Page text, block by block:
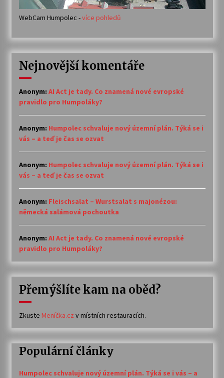
WebCam Humpolec -více pohledů
Nejnovější komentáře
Anonym: AI Act je tady. Co znamená nové evropské
pravidlo pro Humpoláky?
Anonym: Humpolec schvaluje nový územní plán. Týká se i
vás – a teď je čas se ozvat
Anonym: Humpolec schvaluje nový územní plán. Týká se i
vás – a teď je čas se ozvat
Anonym: Fleischsalat – Wurstsalat s majonézou:
německá salámová pochoutka
Anonym: AI Act je tady. Co znamená nové evropské
pravidlo pro Humpoláky?
Přemýšlíte kam na oběd?
Zkuste Meníčka.cz v místních restauracích.
Populární články
Humpolec schvaluje nový územní plán. Týká se i vás – a